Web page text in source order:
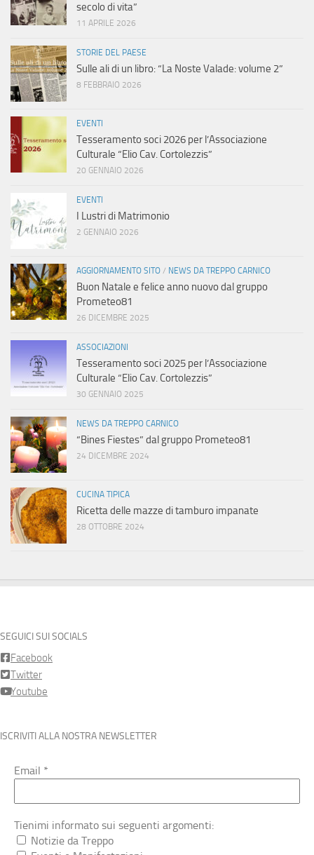
secolo di vita”
11 APRILE 2026
STORIE DEL PAESE
Sulle ali di un libro: “La Noste Valade: volume 2”
8 FEBBRAIO 2026
EVENTI
Tesseramento soci 2026 per l’Associazione
Culturale “Elio Cav. Cortolezzis”
20 GENNAIO 2026
EVENTI
I Lustri di Matrimonio
2 GENNAIO 2026
AGGIORNAMENTO SITO / NEWS DA TREPPO CARNICO
Buon Natale e felice anno nuovo dal gruppo
Prometeo81
26 DICEMBRE 2025
ASSOCIAZIONI
Tesseramento soci 2025 per l’Associazione
Culturale “Elio Cav. Cortolezzis”
30 GENNAIO 2025
NEWS DA TREPPO CARNICO
“Bines Fiestes” dal gruppo Prometeo81
24 DICEMBRE 2024
CUCINA TIPICA
Ricetta delle mazze di tamburo impanate
28 OTTOBRE 2024
SEGUICI SUI SOCIALS
Facebook
Twitter
Youtube
ISCRIVITI ALLA NOSTRA NEWSLETTER
Email *
Tienimi informato sui seguenti argomenti:
Notizie da Treppo